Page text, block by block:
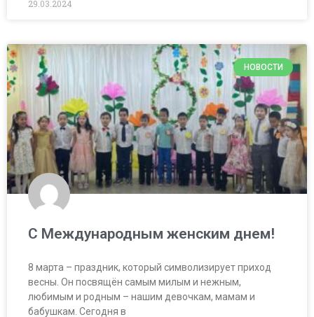
29.03.2024
НОВОСТИ
С Международным женским днем!
8 марта – праздник, который символизирует приход
весны. Он посвящён самым милым и нежным,
любимым и родным – нашим девочкам, мамам и
бабушкам. Сегодня в